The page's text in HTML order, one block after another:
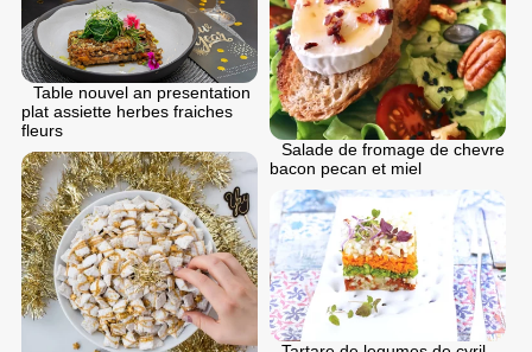
Salade de fromage de chevre
bacon pecan et miel
Table nouvel an presentation
plat assiette herbes fraiches
fleurs